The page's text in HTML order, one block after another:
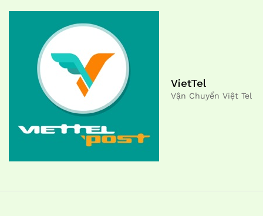
VietTel
Vận Chuyển Việt Tel